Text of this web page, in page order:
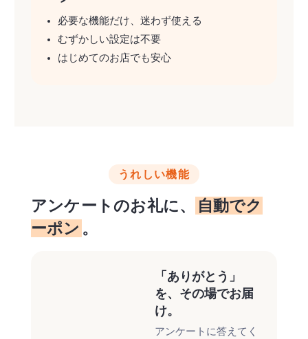
必要な機能だけ、迷わず使える
むずかしい設定は不要
はじめてのお店でも安心
うれしい機能
アンケートのお礼に、
自動でク
ーポン 。
「ありがとう」
を、その場でお届
け。
アンケートに答えてく